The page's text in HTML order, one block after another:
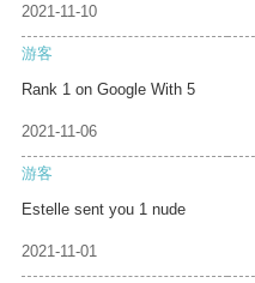
2021-11-10
游客
Rank 1 on Google With 5
2021-11-06
游客
Estelle sent you 1 nude
2021-11-01